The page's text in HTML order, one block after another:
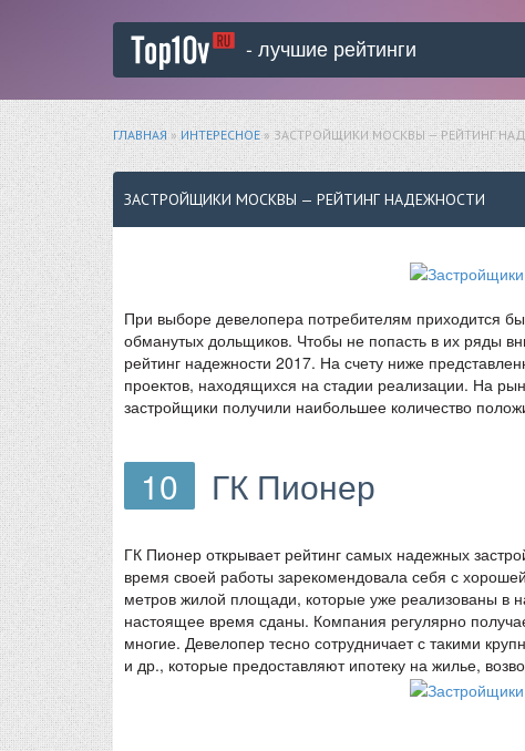
- лучшие рейтинги
ГЛАВНАЯ»ИНТЕРЕСНОЕ» ЗАСТРОЙЩИКИ МОСКВЫ — РЕЙТИНГ
ЗАСТРОЙЩИКИ МОСКВЫ — РЕЙТИНГ НАДЕЖНОСТИ
При выборе девелопера потребителям приходится
обманутых дольщиков. Чтобы не попасть в их ряды
рейтинг надежности 2017. На счету ниже
проектов, находящихся на стадии реализации. На
застройщики получили наибольшее количество
10 ГК Пионер
ГК Пионер открывает рейтинг самых надежных
время своей работы зарекомендовала себя с
метров жилой площади, которые уже реализованы в
настоящее время сданы. Компания регулярно
многие. Девелопер тесно сотрудничает с такими
и др., которые предоставляют ипотеку на жилье,